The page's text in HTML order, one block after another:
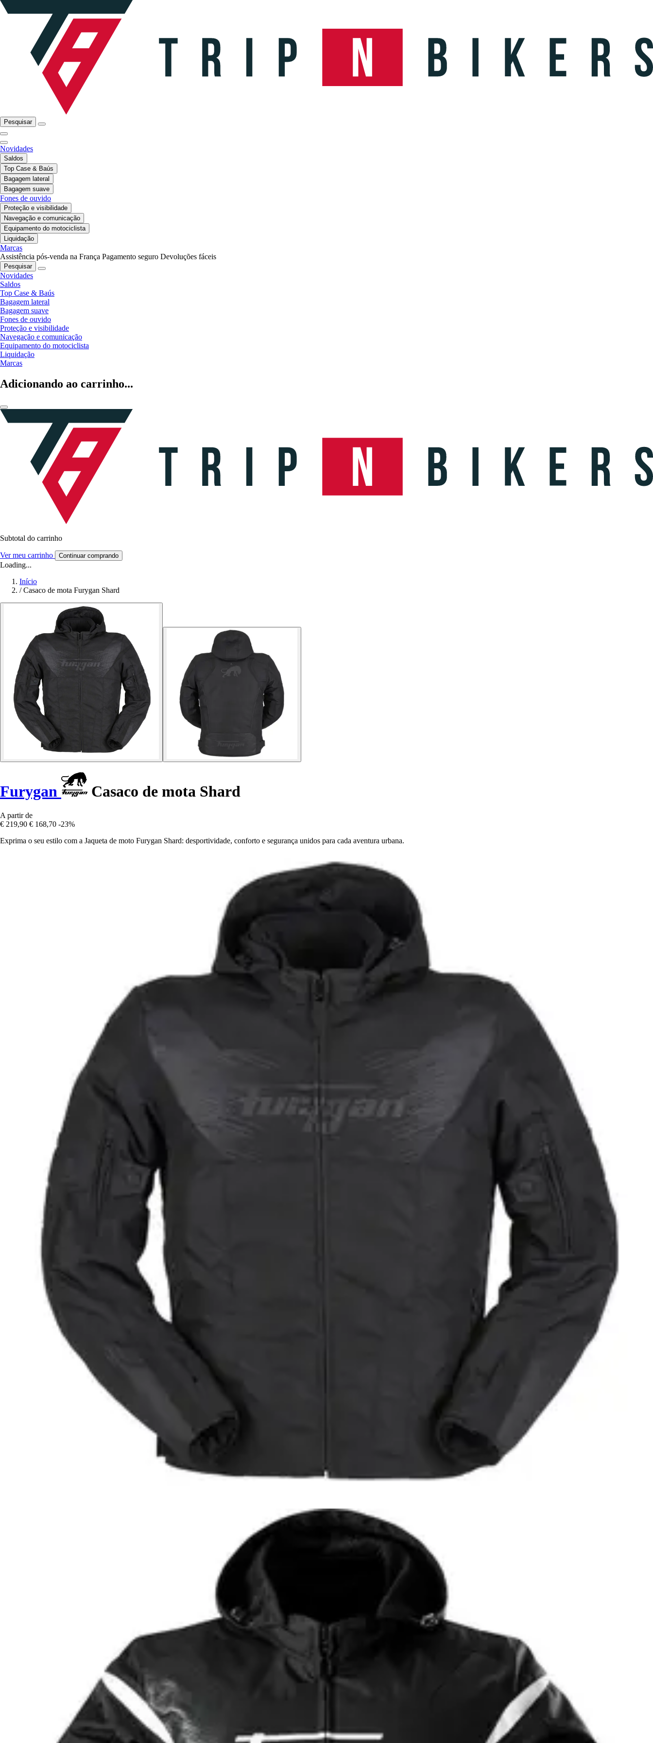
Pesquisar
Novidades
Saldos
Top Case & Baús
Bagagem lateral
Bagagem suave
Fones de ouvido
Proteção e visibilidade
Navegação e comunicação
Equipamento do motociclista
Liquidação
Marcas
Assistência pós-venda na França Pagamento seguro Devoluções fáceis
Pesquisar
Novidades
Saldos
Top Case & Baús
Bagagem lateral
Bagagem suave
Fones de ouvido
Proteção e visibilidade
Navegação e comunicação
Equipamento do motociclista
Liquidação
Marcas
Adicionando ao carrinho...
Subtotal do carrinho
Ver meu carrinho Continuar comprando
Loading...
Início
/ Casaco de mota Furygan Shard
Furygan Casaco de mota Shard
A partir de
€ 219,90 € 168,70 -23%
Exprima o seu estilo com a Jaqueta de moto Furygan Shard: desportividade, conforto e segurança unidos para cada aventura urbana.